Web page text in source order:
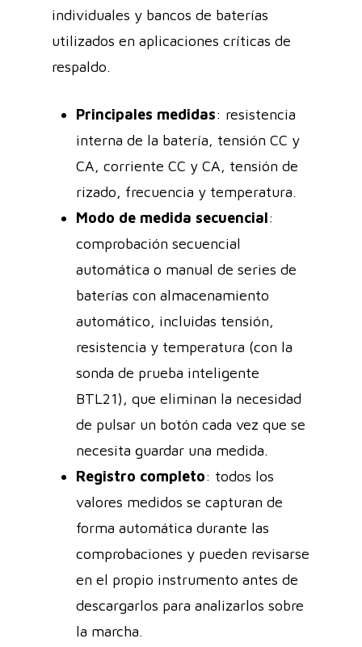
individuales y bancos de baterías
utilizados en aplicaciones críticas de
respaldo.
Principales medidas: resistencia
interna de la batería, tensión CC y
CA, corriente CC y CA, tensión de
rizado, frecuencia y temperatura.
Modo de medida secuencial:
comprobación secuencial
automática o manual de series de
baterías con almacenamiento
automático, incluidas tensión,
resistencia y temperatura (con la
sonda de prueba inteligente
BTL21), que eliminan la necesidad
de pulsar un botón cada vez que se
necesita guardar una medida.
Registro completo: todos los
valores medidos se capturan de
forma automática durante las
comprobaciones y pueden revisarse
en el propio instrumento antes de
descargarlos para analizarlos sobre
la marcha.